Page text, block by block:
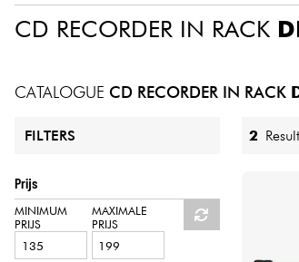
Synths & samplers
HiFi
CD RECORDER IN RACK
CATALOGUE CD RECORDER IN RACK
FILTERS
Prijs
MINIMUM
PRIJS
MAXIMALE
PRIJS
2